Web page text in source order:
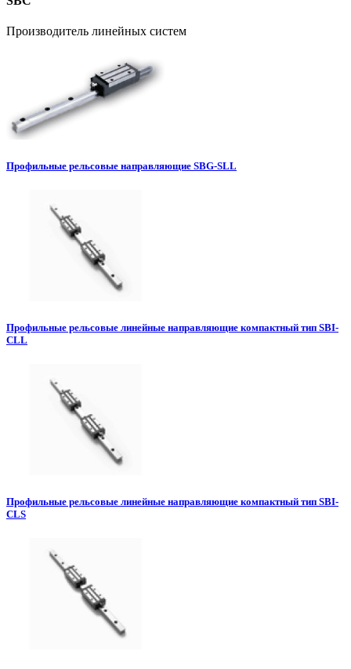
Производитель линейных систем
Профильные рельсовые направляющие SBG-SLL
Профильные рельсовые линейные направляющие компактный тип SBI-
CLL
Профильные рельсовые линейные направляющие компактный тип SBI-
CLS